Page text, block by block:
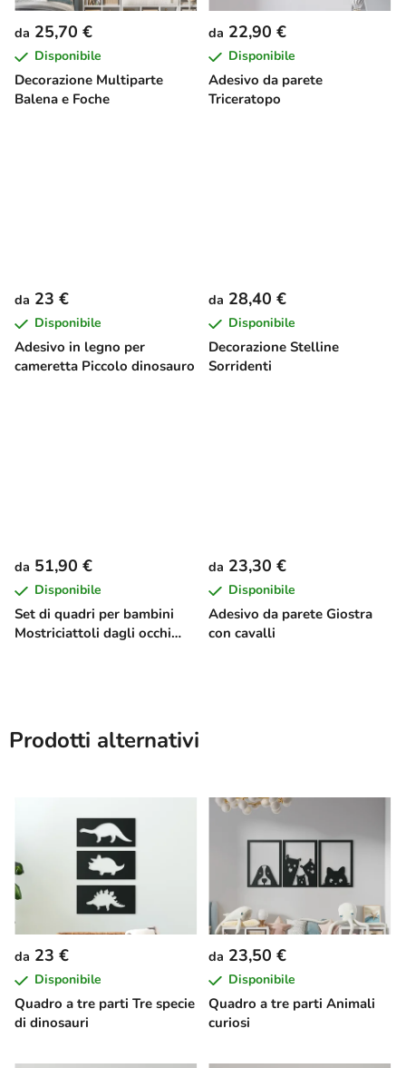
Decorazione Multiparte
Balena e Foche
da 25,70 €
Disponibile
Adesivo da parete
Triceratopo
da 22,90 €
Disponibile
Adesivo in legno per
cameretta Piccolo dinosauro
da 23 €
Disponibile
Decorazione Stelline
Sorridenti
da 28,40 €
Disponibile
Set di quadri per bambini
Mostriciattoli dagli occhi
da 51,90 €
Disponibile
Adesivo da parete Giostra
con cavalli
da 23,30 €
Disponibile
Prodotti alternativi
Quadro a tre parti Tre specie
di dinosauri
da 23 €
Disponibile
Quadro a tre parti Animali
curiosi
da 23,50 €
Disponibile